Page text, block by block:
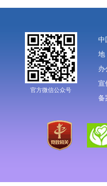
官方微信公众号
中
地
办
宣
备